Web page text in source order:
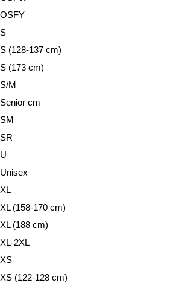
OSFY
S
S (128-137 cm)
S (173 cm)
S/M
Senior cm
SM
SR
U
Unisex
XL
XL (158-170 cm)
XL (188 cm)
XL-2XL
XS
XS (122-128 cm)